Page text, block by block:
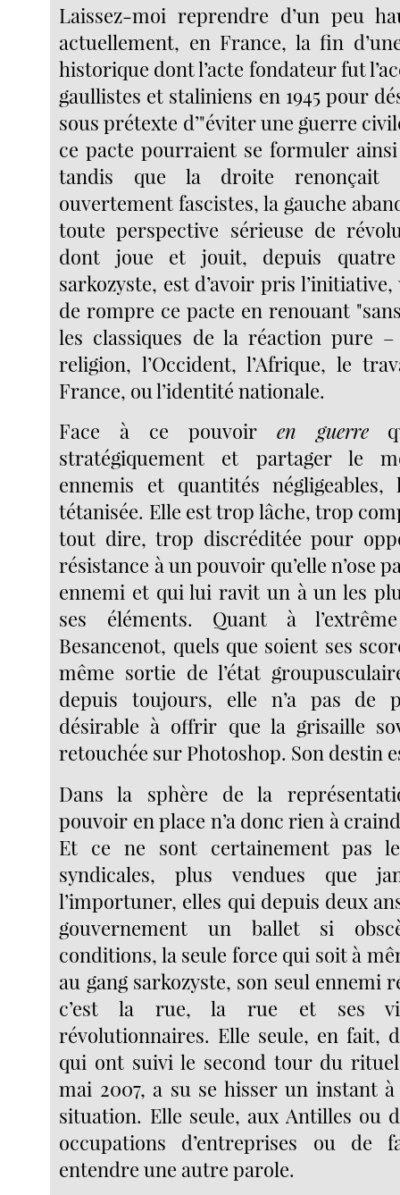
Laissez-moi reprendre d’un peu
actuellement, en France, la fin
historique dont l’acte fondateur fut
gaullistes et staliniens en 1945 pour
sous prétexte d’"éviter une guerre
ce pacte pourraient se formuler
tandis que la droite renonçait
ouvertement fascistes, la gauche
toute perspective sérieuse de
dont joue et jouit, depuis
sarkozyste, est d’avoir pris
de rompre ce pacte en renouant
les classiques de la réaction pure
religion, l’Occident, l’Afrique, le
France, ou l’identité nationale.
Face à ce pouvoir en guerre
stratégiquement et partager le
ennemis et quantités négligeables,
tétanisée. Elle est trop lâche, trop
tout dire, trop discréditée pour
résistance à un pouvoir qu’elle n’ose
ennemi et qui lui ravit un à un les
ses éléments. Quant à
Besancenot, quels que soient ses
même sortie de l’état
depuis toujours, elle n’a pas de
désirable à offrir que la grisaille
retouchée sur Photoshop. Son destin
Dans la sphère de la
pouvoir en place n’a donc rien à
Et ce ne sont certainement pas
syndicales, plus vendues que
l’importuner, elles qui depuis deux
gouvernement un ballet si
conditions, la seule force qui soit à
au gang sarkozyste, son seul ennemi
c’est la rue, la rue et ses
révolutionnaires. Elle seule, en fait,
qui ont suivi le second tour du
mai 2007, a su se hisser un instant
situation. Elle seule, aux Antilles ou
occupations d’entreprises ou de
entendre une autre parole.